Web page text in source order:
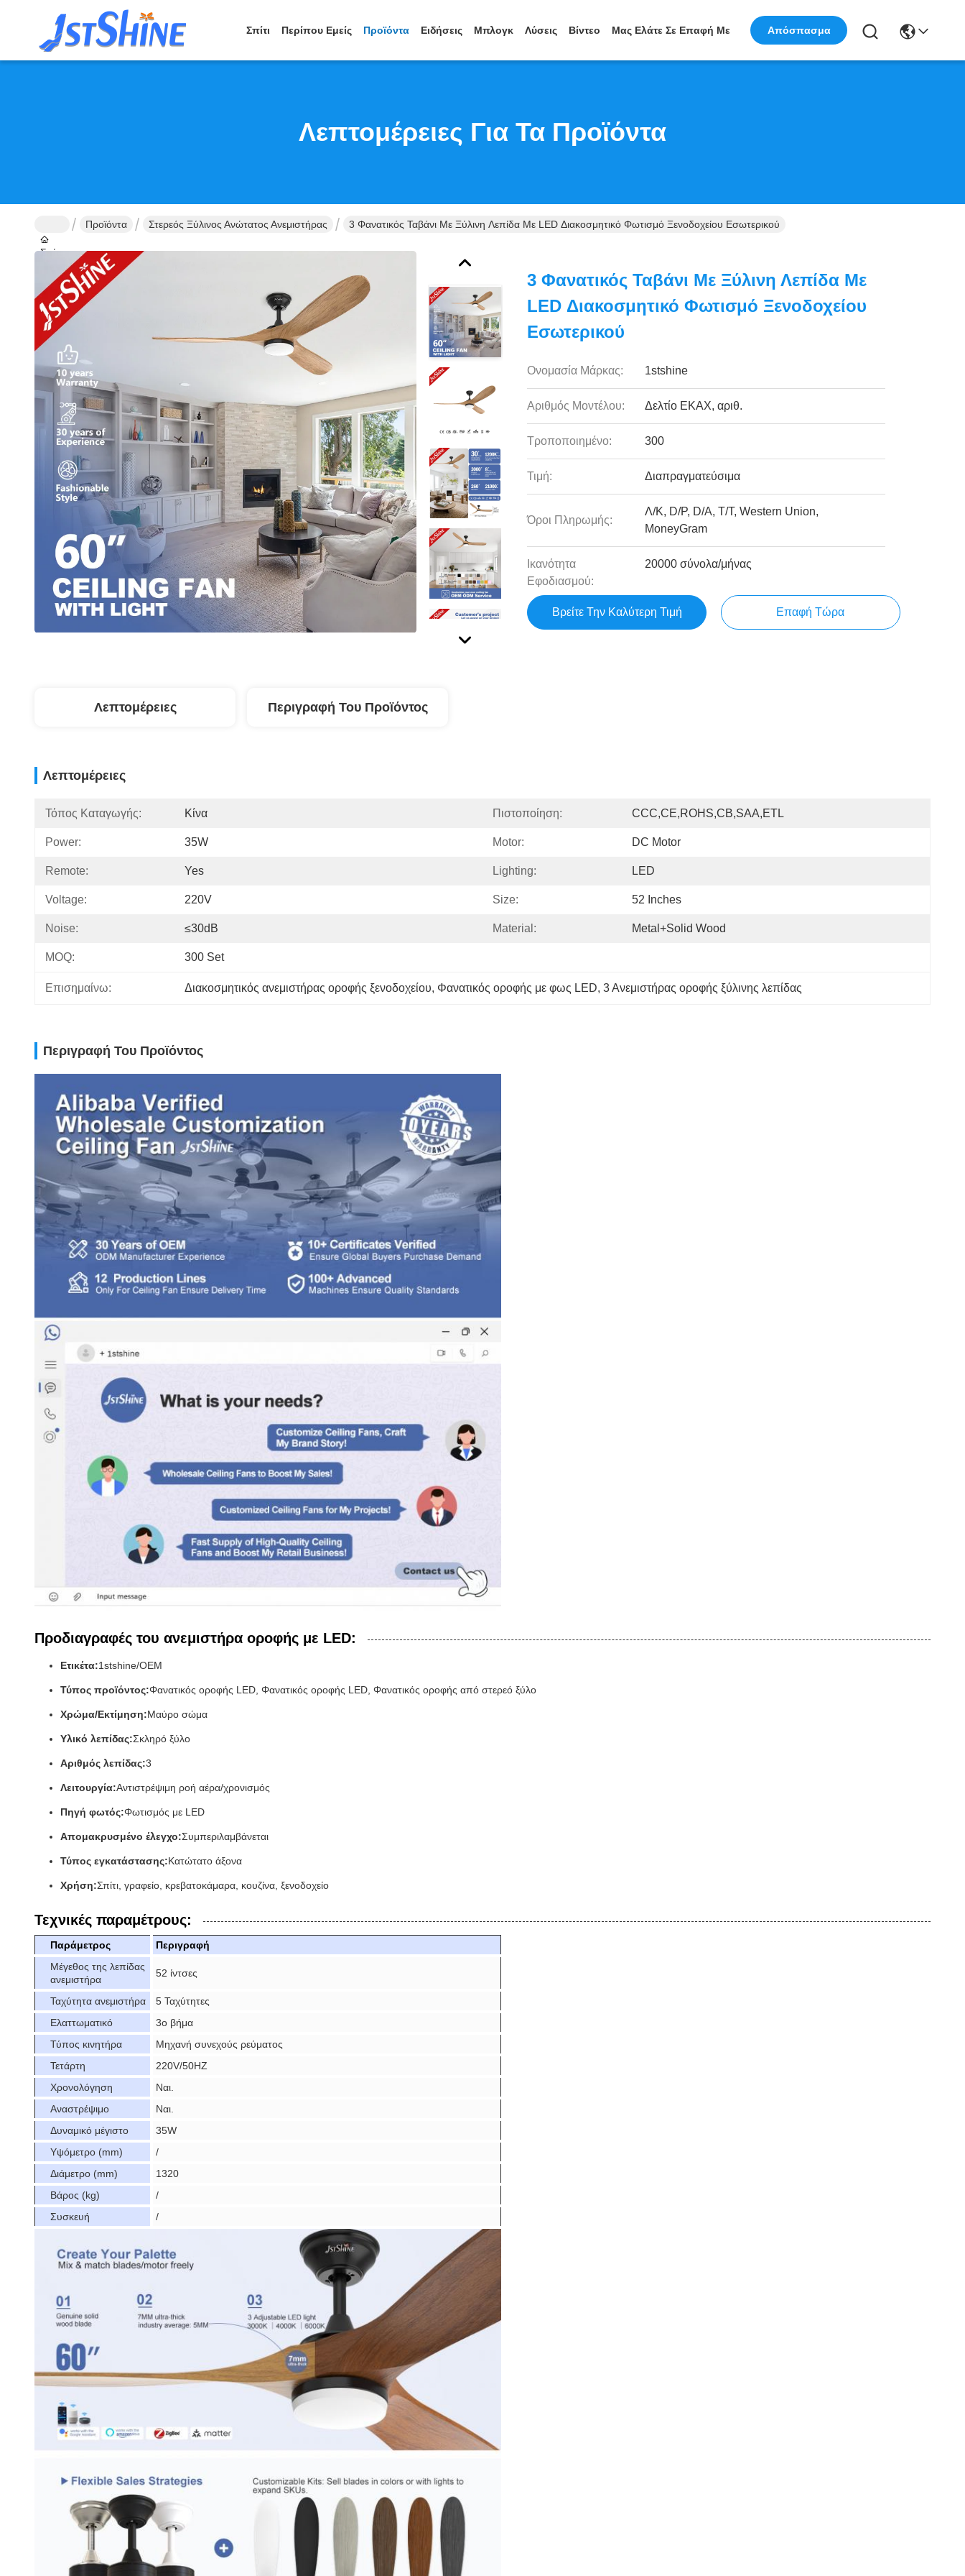
Σπίτι Περίπου Εμείς Προϊόντα Ειδήσεις Μπλογκ Λύσεις Βίντεο Μας Ελάτε Σε Επαφή Με Απόσπασμα
Λεπτομέρειες Για Τα Προϊόντα
Σπίτι
Προϊόντα Στερεός Ξύλινος Ανώτατος Ανεμιστήρας 3 Φανατικός Ταβάνι Με Ξύλινη Λεπίδα Με LED Διακοσμητικό Φωτισμό Ξενοδοχείου Εσωτερικού
3 Φανατικός Ταβάνι Με Ξύλινη Λεπίδα Με
LED Διακοσμητικό Φωτισμό Ξενοδοχείου
Εσωτερικού
Ονομασία Μάρκας: 1stshine
Αριθμός Μοντέλου: Δελτίο ΕΚΑΧ, αριθ.
Τροποποιημένο: 300
Τιμή: Διαπραγματεύσιμα
Όροι Πληρωμής:
Λ/Κ, D/P, D/A, T/T, Western Union,
MoneyGram
Ικανότητα
Εφοδιασμού:
20000 σύνολα/μήνας
Βρείτε Την Καλύτερη Τιμή Επαφή Τώρα
Λεπτομέρειες Περιγραφή Του Προϊόντος
Λεπτομέρειες
Τόπος Καταγωγής: Κίνα Πιστοποίηση: CCC,CE,ROHS,CB,SAA,ETL
Power: 35W Motor: DC Motor
Remote: Yes Lighting: LED
Voltage: 220V Size: 52 Inches
Noise: ≤30dB Material: Metal+Solid Wood
MOQ: 300 Set
Επισημαίνω: Διακοσμητικός ανεμιστήρας οροφής ξενοδοχείου, Φανατικός οροφής με φως LED, 3 Ανεμιστήρας οροφής ξύλινης λεπίδας
Περιγραφή Του Προϊόντος
Προδιαγραφές του ανεμιστήρα οροφής με LED:
Ετικέτα:1stshine/OEM
Τύπος προϊόντος:Φανατικός οροφής LED, Φανατικός οροφής LED, Φανατικός οροφής από στερεό ξύλο
Χρώμα/Εκτίμηση:Μαύρο σώμα
Υλικό λεπίδας:Σκληρό ξύλο
Αριθμός λεπίδας:3
Λειτουργία:Αντιστρέψιμη ροή αέρα/χρονισμός
Πηγή φωτός:Φωτισμός με LED
Απομακρυσμένο έλεγχο:Συμπεριλαμβάνεται
Τύπος εγκατάστασης:Κατώτατο άξονα
Χρήση:Σπίτι, γραφείο, κρεβατοκάμαρα, κουζίνα, ξενοδοχείο
Τεχνικές παραμέτρους:
Παράμετρος
Περιγραφή
Μέγεθος της λεπίδας
ανεμιστήρα
52 ίντσες
Ταχύτητα ανεμιστήρα
5 Ταχύτητες
Ελαττωματικό
3ο βήμα
Τύπος κινητήρα
Μηχανή συνεχούς ρεύματος
Τετάρτη
220V/50HZ
Χρονολόγηση
Ναι.
Αναστρέψιμο
Ναι.
Δυναμικό μέγιστο
35W
Υψόμετρο (mm)
/
Διάμετρο (mm)
1320
Βάρος (kg)
/
Συσκευή
/